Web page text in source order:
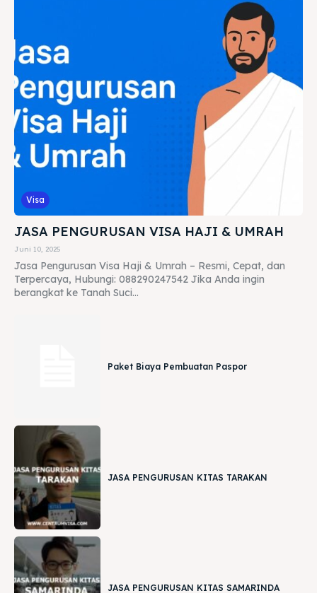
Visa
JASA PENGURUSAN VISA HAJI & UMRAH
Juni 10, 2025
Jasa Pengurusan Visa Haji & Umrah – Resmi, Cepat, dan
Terpercaya, Hubungi: 088290247542 Jika Anda ingin
berangkat ke Tanah Suci...
Paket Biaya Pembuatan Paspor
JASA PENGURUSAN KITAS TARAKAN
JASA PENGURUSAN KITAS SAMARINDA